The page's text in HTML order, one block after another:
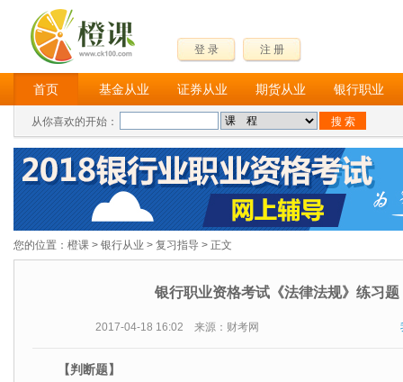
登 录 注 册
首页 基金从业 证券从业 期货从业 银行职业
从你喜欢的开始：
您的位置： 橙课 > 银行从业 > 复习指导 > 正文
银行职业资格考试《法律法规》练习
2017-04-18 16:02 来源：财考网
【判断题】